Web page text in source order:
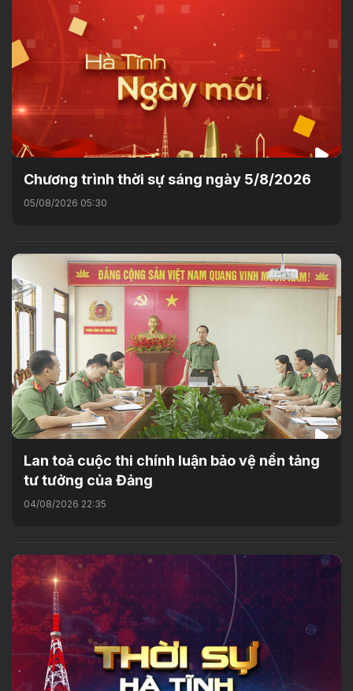
Chương trình thời sự sáng ngày 5/8/2026
05/08/2026 05:30
Lan toả cuộc thi chính luận bảo vệ nền tảng
tư tưởng của Đảng
04/08/2026 22:35